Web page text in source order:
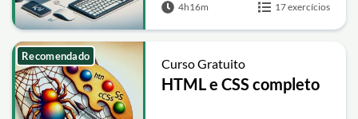
4h16m
17 exercícios
Curso Gratuito
HTML e CSS completo
Recomendado